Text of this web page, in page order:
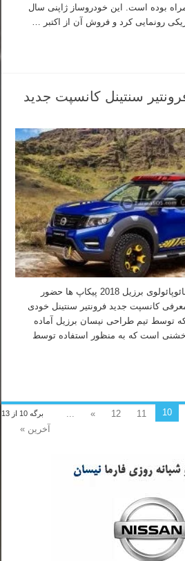
همراه بوده است. این خودروساز ژاپنی سال
رونمایی کرد و فروش آن از اکتبر …
سنتینل کانسپت جدید
قطعاً در نمایشگاه خودروی سائوپائولوی برزیل 2018 پیکاپ ها حضور
کانسپت جدید فرونتیر سنتینل خودی
توسط تیم طراحی نیسان برزیل آماده
است که به منظور استفاده توسط
برگه 10 از 13 10
11
12
»
...
آخرین »